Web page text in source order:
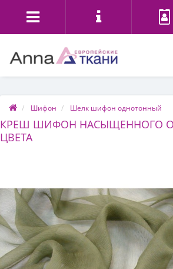
Шифон Шелк шифон однотонный
КРЕШ ШИФОН НАСЫЩЕННОГО
ЦВЕТА